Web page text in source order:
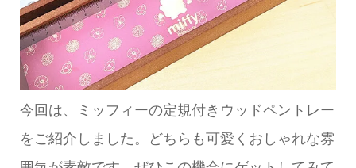
今回は、ミッフィーの定規付きウッドペントレー
をご紹介しました。どちらも可愛くおしゃれな雰